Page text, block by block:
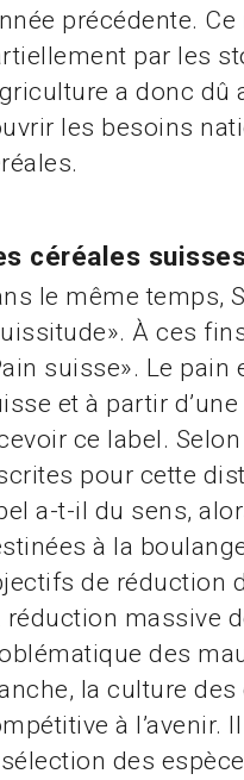
précédente.
par les
a donc
les besoins
céréales
le même temps,
À ces
suisse». Le
et à partir
ce label.
pour cette
a-t-il du sens,
à la
de réduction
réduction massive
des
la culture
à l’avenir.
des